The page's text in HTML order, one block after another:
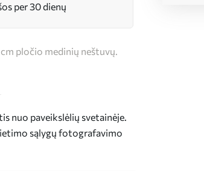
per 30 dienų
pločio medinių neštuvų.
nuo paveikslėlių svetainėje.
sąlygų fotografavimo